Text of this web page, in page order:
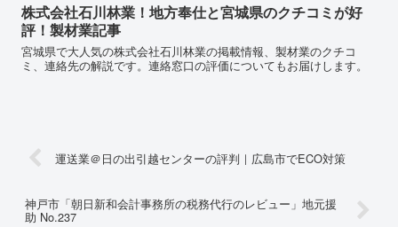
株式会社石川林業！地方奉仕と宮城県のクチコミが好
評！製材業記事
宮城県で大人気の株式会社石川林業の掲載情報、製材業のクチコ
ミ、連絡先の解説です。連絡窓口の評価についてもお届けします。
運送業＠日の出引越センターの評判｜広島市でECO対策
神戸市「朝日新和会計事務所の税務代行のレビュー」地元援
助 No.237